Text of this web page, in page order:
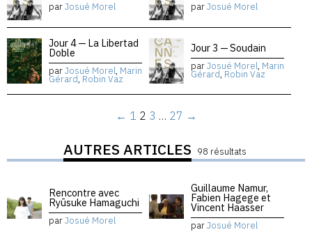
parJosué Morel parJosué Morel
Jour 4 — La Libertad
Doble
parJosué Morel, Marin
Gérard, Robin Vaz
Jour 3 — Soudain
parJosué Morel, Marin
Gérard, Robin Vaz
← 1 2 3 … 27 →
AUTRES ARTICLES 98 résultats
Rencontre avec
Ryūsuke Hamaguchi
parJosué Morel
Guillaume Namur,
Fabien Hagege et
Vincent Haasser
parJosué Morel